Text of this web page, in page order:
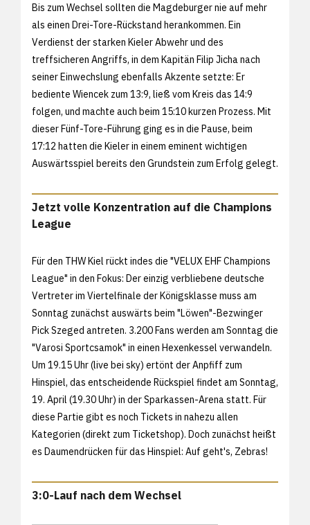
Bis zum Wechsel sollten die Magdeburger nie auf mehr
als einen Drei-Tore-Rückstand herankommen. Ein
Verdienst der starken Kieler Abwehr und des
treffsicheren Angriffs, in dem Kapitän Filip Jicha nach
seiner Einwechslung ebenfalls Akzente setzte: Er
bediente Wiencek zum 13:9, ließ vom Kreis das 14:9
folgen, und machte auch beim 15:10 kurzen Prozess. Mit
dieser Fünf-Tore-Führung ging es in die Pause, beim
17:12 hatten die Kieler in einem eminent wichtigen
Auswärtsspiel bereits den Grundstein zum Erfolg gelegt.
Jetzt volle Konzentration auf die Champions
League
Für den THW Kiel rückt indes die "VELUX EHF Champions
League" in den Fokus: Der einzig verbliebene deutsche
Vertreter im Viertelfinale der Königsklasse muss am
Sonntag zunächst auswärts beim "Löwen"-Bezwinger
Pick Szeged antreten. 3.200 Fans werden am Sonntag die
"Varosi Sportcsamok" in einen Hexenkessel verwandeln.
Um 19.15 Uhr (live bei sky) ertönt der Anpfiff zum
Hinspiel, das entscheidende Rückspiel findet am Sonntag,
19. April (19.30 Uhr) in der Sparkassen-Arena statt. Für
diese Partie gibt es noch Tickets in nahezu allen
Kategorien (direkt zum Ticketshop). Doch zunächst heißt
es Daumendrücken für das Hinspiel: Auf geht's, Zebras!
3:0-Lauf nach dem Wechsel